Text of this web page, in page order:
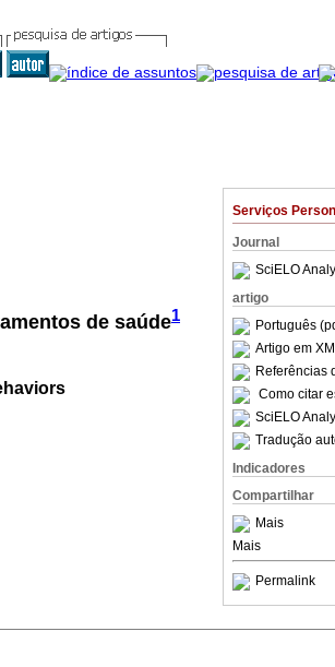
Serviços
Journal
SciELO
artigo
Português
Artigo em
Referências
Como citar
SciELO
Tradução
Indicadores
Compartilhar
Mais
Mais
Permalink
de saúde1